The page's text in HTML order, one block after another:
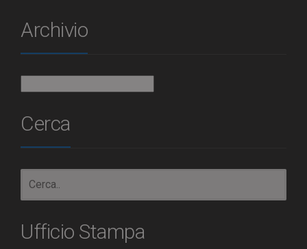
Archivio
Cerca
Ufficio Stampa